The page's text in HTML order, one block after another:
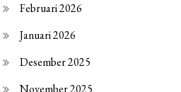
Februari 2026
Januari 2026
Desember 2025
November 2025